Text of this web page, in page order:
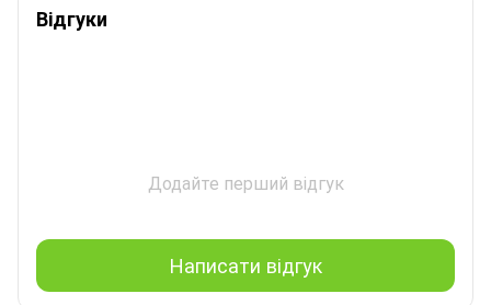
Відгуки
Додайте перший відгук
Написати відгук